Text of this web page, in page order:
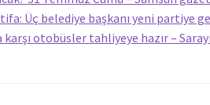
Üç belediye başkanı yeni partiye
karşı otobüsler tahliyeye hazır –